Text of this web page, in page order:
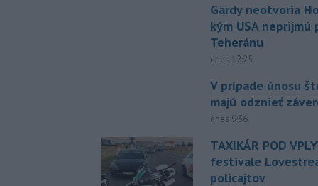
Gardy neotvoria
kým USA neprijmú
Teheránu
dnes 12:25
V prípade únosu
majú odznieť
dnes 9:36
TAXIKÁR POD
festivale
policajtov